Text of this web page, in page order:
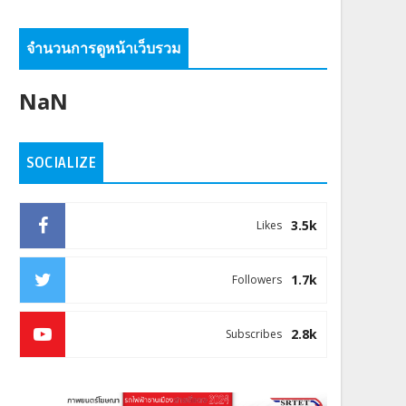
จำนวนการดูหน้าเว็บรวม
NaN
SOCIALIZE
3.5k
Likes
1.7k
Followers
2.8k
Subscribes